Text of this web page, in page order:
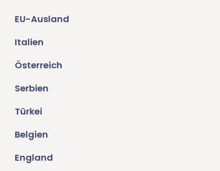
EU-Ausland
Italien
Österreich
Serbien
Türkei
Belgien
England